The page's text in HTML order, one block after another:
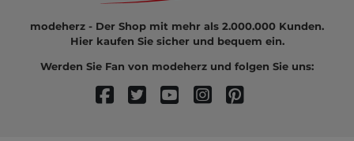
modeherz - Der Shop mit mehr als 2.000.000 Kunden.
Hier kaufen Sie sicher und bequem ein.
Werden Sie Fan von modeherz und folgen Sie uns: